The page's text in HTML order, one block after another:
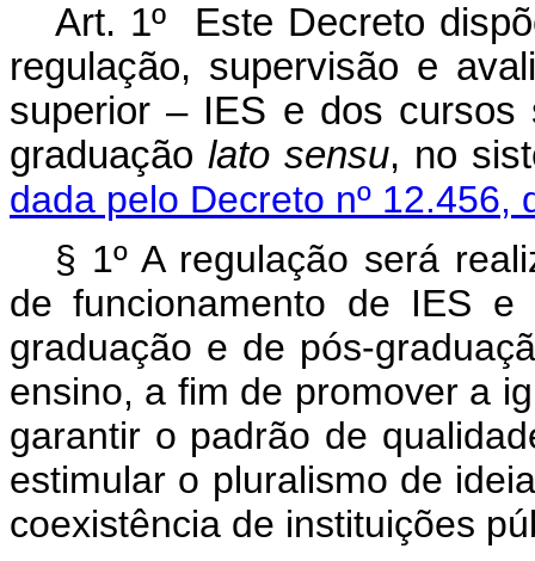
Art. 1º Este Decreto
regulação, supervisão e
superior – IES e dos cursos
graduação lato sensu, no
dada pelo Decreto nº 12.456,
§ 1º A regulação será
de funcionamento de IES
graduação e de pós-
ensino, a fim de promover a
garantir o padrão de
estimular o pluralismo de
coexistência de instituições